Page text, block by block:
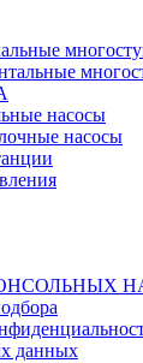
насосы
насосы
данных